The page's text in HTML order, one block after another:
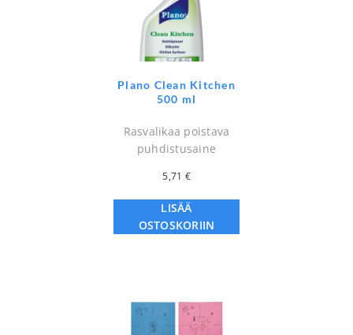
Plano Clean Kitchen
500 ml
Rasvalikaa poistava
puhdistusaine
5,71 €
LISÄÄ
OSTOSKORIIN